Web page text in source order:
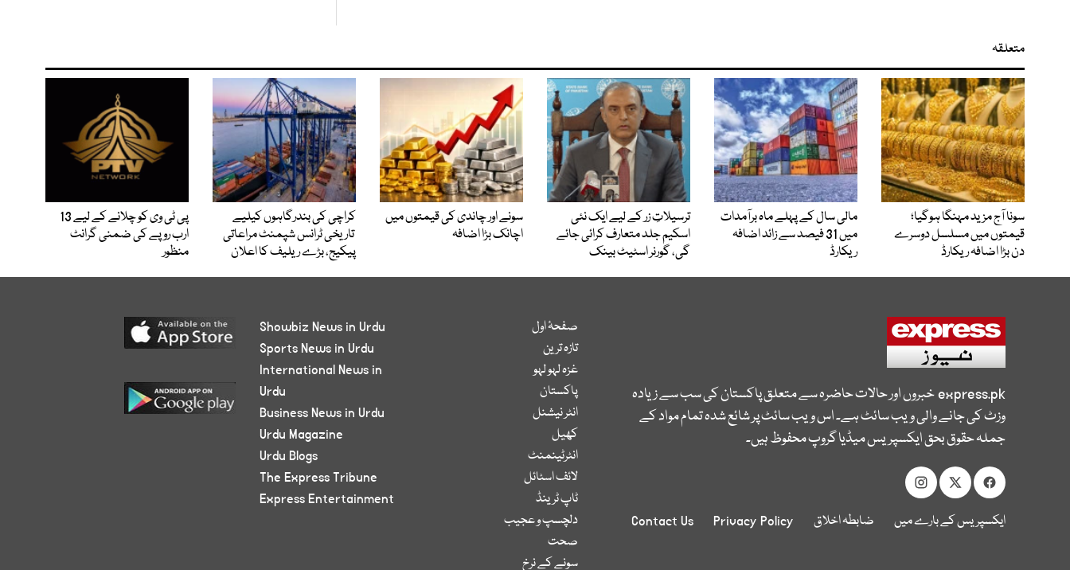
متعلقہ
سونا آج مزید مہنگا ہوگیا؛
قیمتوں میں مسلسل دوسرے
دن بڑا اضافہ ریکارڈ
مالی سال کے پہلے ماہ برآمدات
میں 31 فیصد سے زائد اضافہ
ریکارڈ
ترسیلاتِ زر کے لیے ایک نئی
اسکیم جلد متعارف کرائی جائے
گی، گورنر اسٹیٹ بینک
سونے اور چاندی کی قیمتوں میں
اچانک بڑا اضافہ
کراچی کی بندرگاہوں کیلیے
تاریخی ٹرانس شپمنٹ مراعاتی
پیکیج، بڑے ریلیف کا اعلان
پی ٹی وی کو چلانے کے لیے 13
ارب روپے کی ضمنی گرانٹ
منظور
express.pkخبروں اور حالات حاضرہ سے متعلق پاکستان کی سب سے زیادہ
وزٹ کی جانے والی ویب سائٹ ہے۔ اس ویب سائٹ پر شائع شدہ تمام مواد کے
جملہ حقوق بحق ایکسپریس میڈیا گروپ محفوظ ہیں۔
ایکسپریس کے بارے میں ضابطہ اخلاق Privacy Policy
Contact Us
صفحۂ اول
تازہ ترین
غزہ لہو لہو
پاکستان
انٹر نیشنل
کھیل
انٹرٹینمنٹ
لائف اسٹائل
ٹاپ ٹرینڈ
دلچسپ و عجیب
صحت
سونے کے نرخ
Showbiz News in Urdu
Sports News in Urdu
International News in
Urdu
Business News in Urdu
Urdu Magazine
Urdu Blogs
The Express Tribune
Express Entertainment